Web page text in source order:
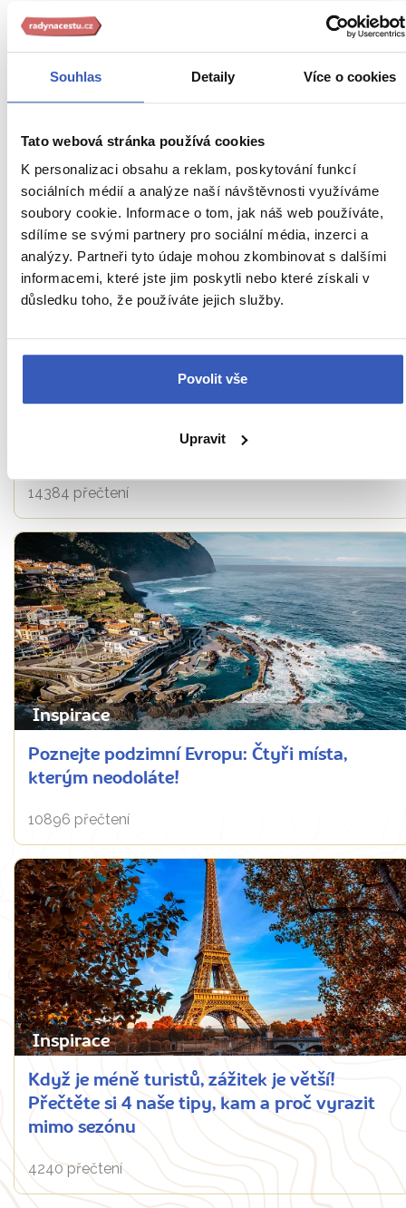
Souhlas Detaily Více o cookies
Tato webová stránka používá cookies
K personalizaci obsahu a reklam, poskytování funkcí
sociálních médií a analýze naší návštěvnosti využíváme
soubory cookie. Informace o tom, jak náš web používáte,
sdílíme se svými partnery pro sociální média, inzerci a
analýzy. Partneři tyto údaje mohou zkombinovat s dalšími
informacemi, které jste jim poskytli nebo které získali v
důsledku toho, že používáte jejich služby.
Povolit vše
Upravit
Zajímavosti- přímo od
našich průvodců
Inspirace
10 podzimních okouzlujících měst na dosah
ruky: Je na čase promnout oči a zapátrat po
méně známých cestovatelských
14384 přečtení
Inspirace
Poznejte podzimní Evropu: Čtyři místa,
kterým neodoláte!
10896 přečtení
Inspirace
Když je méně turistů, zážitek je větší!
Přečtěte si 4 naše tipy, kam a proč vyrazit
mimo sezónu
4240 přečtení